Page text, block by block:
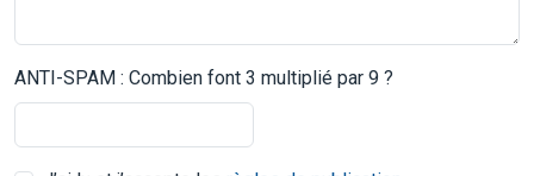
ANTI-SPAM : Combien font 3 multiplié par 9 ?